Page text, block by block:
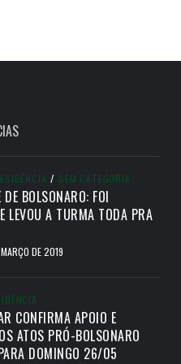
/ SEM CATEGORIA
DE BOLSONARO: FOI
LEVOU A TURMA TODA PRA
DE 2019
CONFIRMA APOIO E
ATOS PRÓ-BOLSONARO
DOMINGO 26/05